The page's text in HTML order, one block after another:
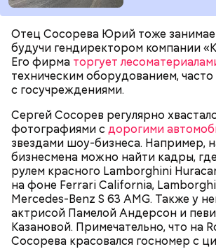
Отец Сосорева Юрий тоже
будучи гендиректором компании
Его фирма торгует
техническим оборудованием,
с госучреждениями.
Сергей Сосорев регулярно
фотографиями с дорогими
звездами шоу-бизнеса. Например,
бизнесмена можно найти кадры,
рулем красного Lamborghini
на фоне Ferrari California,
Mercedes-Benz S 63 AMG. Также у
актрисой Памелой Андерсон и
Казановой. Примечательно, что на
Сосорева красовался госномер с
Изначально блогер оценивал свои
апартаменты в100 миллионов
стоимость снизилась до 60
итоге жилье было переоформлено
за пачку печенья.
Фото: Youtube / FAMETIME TV
В детстве Миссюра был тихим
нравилось отчиму, который
даже водил мальчика к старцам и
«духовных наставников», один из
родом из Греции и не знал
отчиму не нравились девушки
их «людьми не его уровня». Со
избранницей молодой человек
пожениться и завести детей.